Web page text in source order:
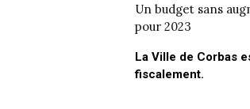
Un budget sans
pour 2023
La Ville de Corbas
fiscalement.